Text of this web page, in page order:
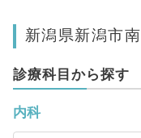
新潟県新潟市
診療科目から探す
内科